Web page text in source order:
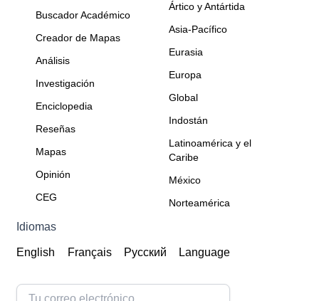
Buscador Académico
Creador de Mapas
Análisis
Investigación
Enciclopedia
Reseñas
Mapas
Opinión
CEG
Ártico y Antártida
Asia-Pacífico
Eurasia
Europa
Global
Indostán
Latinoamérica y el
Caribe
México
Norteamérica
Idiomas
English Français Русский Language